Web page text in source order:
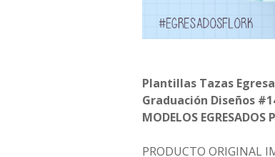
Plantillas Tazas
Graduación Diseños
MODELOS EGRESADOS
PRODUCTO ORIGINAL